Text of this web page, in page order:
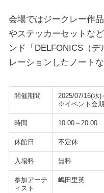
会場ではジークレー作
やステッカーセットな
ンド「DELFONICS（
レーションしたノート
開催期間
2025/07/16(水)
※イベント会
時間 10:00～20:00
休館日 不定休
入場料 無料
参加アーテ
ィスト
嶋田里英